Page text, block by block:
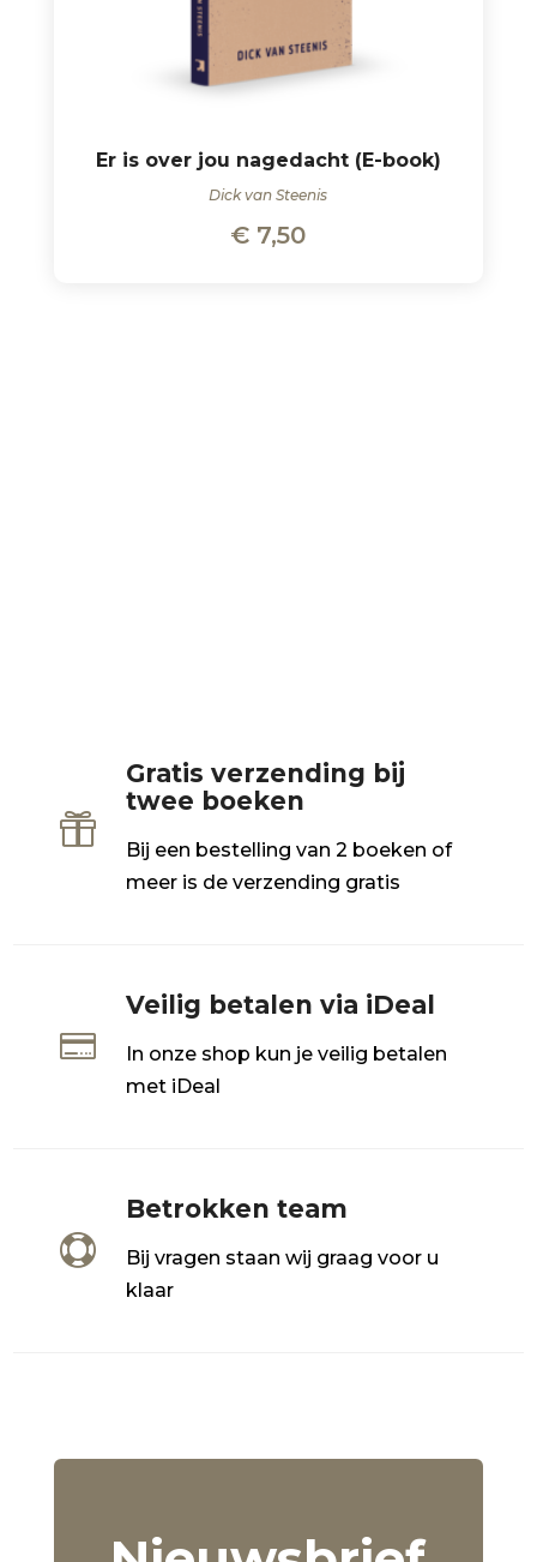
Er is over jou nagedacht (E-book)
Dick van Steenis
€ 7,50

Gratis verzending bij
twee boeken
Bij een bestelling van 2 boeken of
meer is de verzending gratis

Veilig betalen via iDeal
In onze shop kun je veilig betalen
met iDeal

Betrokken team
Bij vragen staan wij graag voor u
klaar